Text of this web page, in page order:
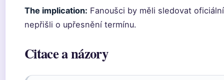
The implication: Fanoušci by měli sledovat
nepřišli o upřesnění termínu.
Citace a názory